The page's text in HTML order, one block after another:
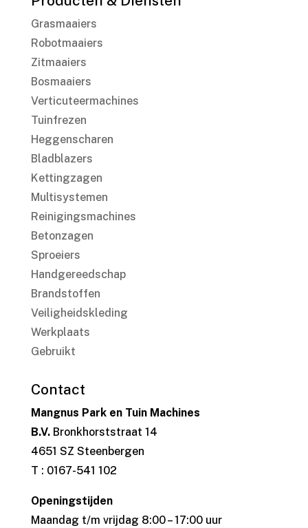
Grasmaaiers
Robotmaaiers
Zitmaaiers
Bosmaaiers
Verticuteermachines
Tuinfrezen
Heggenscharen
Bladblazers
Kettingzagen
Multisystemen
Reinigingsmachines
Betonzagen
Sproeiers
Handgereedschap
Brandstoffen
Veiligheidskleding
Werkplaats
Gebruikt
Contact
Mangnus Park en Tuin Machines
B.V.Bronkhorststraat 14
4651 SZ Steenbergen
T : 0167-541 102
Openingstijden
Maandag t/m vrijdag 8:00 – 17:00 uur